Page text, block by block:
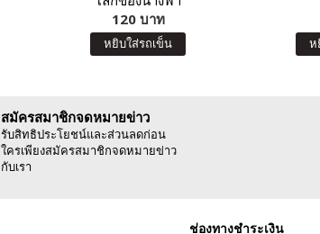
120 บาท
หยิบใส่รถเข็น ห
สมัครสมาชิกจดหมายข่าว
รับสิทธิประโยชน์และส่วนลดก่อน
ใครเพียงสมัครสมาชิกจดหมายข่าว
กับเรา
ช่องทางชำระเงิน